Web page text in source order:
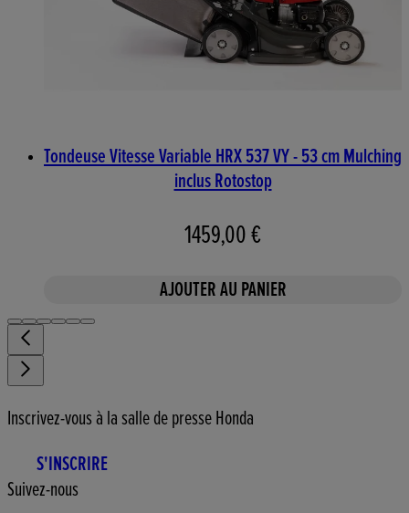
Tondeuse Vitesse Variable HRX 537 VY - 53 cm Mulching
inclus Rotostop
1459,00 €
AJOUTER AU PANIER
Inscrivez-vous à la salle de presse Honda
S'INSCRIRE
Suivez-nous